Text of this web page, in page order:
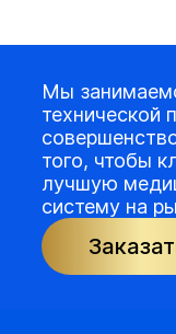
Мы
технической
того, чтобы
лучшую
систему на